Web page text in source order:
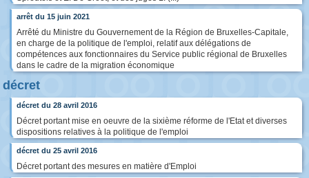
arrêt du 15 juin 2021
Arrêté du Ministre du Gouvernement de la Région de Bruxelles-Capitale,
en charge de la politique de l'emploi, relatif aux délégations de
compétences aux fonctionnaires du Service public régional de Bruxelles
dans le cadre de la migration économique
décret
décret du 28 avril 2016
Décret portant mise en oeuvre de la sixième réforme de l'Etat et diverses
dispositions relatives à la politique de l'emploi
décret du 25 avril 2016
Décret portant des mesures en matière d'Emploi